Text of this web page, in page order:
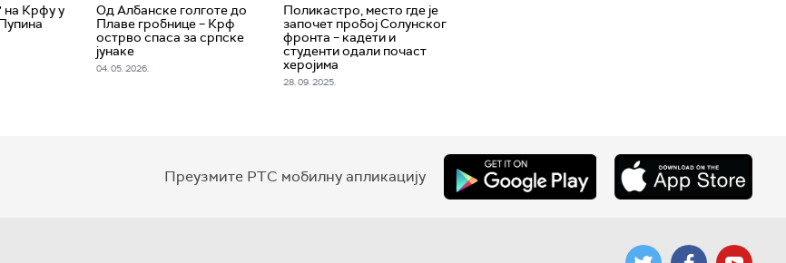
на Крфу у
Од Албанске голготе до
Плаве гробнице – Крф
острво спаса за српске
јунаке
04. 05. 2026.
Поликастро, место где је
започет пробој Солунског
фронта – кадети и
студенти одали почаст
херојима
28. 09. 2025.
Преузмите РТС мобилну апликацију